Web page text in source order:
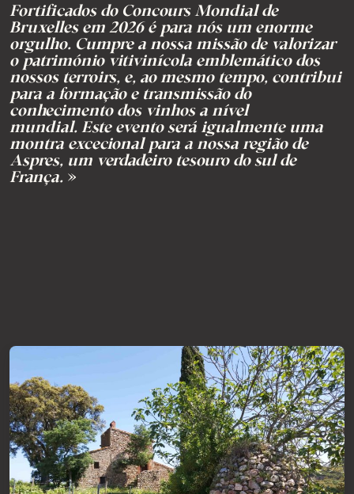
Fortificados do Concours Mondial de
Bruxelles em 2026 é para nós um enorme
orgulho. Cumpre a nossa missão de valorizar
o património vitivinícola emblemático dos
nossos terroirs, e, ao mesmo tempo, contribui
para a formação e transmissão do
conhecimento dos vinhos a nível
mundial. Este evento será igualmente uma
montra excecional para a nossa região de
Aspres, um verdadeiro tesouro do sul de
França. »